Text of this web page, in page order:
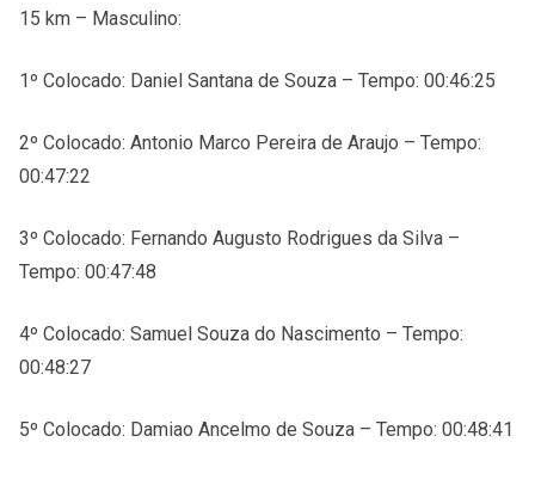
15 km – Masculino:
1º Colocado: Daniel Santana de Souza – Tempo: 00:46:25
2º Colocado: Antonio Marco Pereira de Araujo – Tempo:
00:47:22
3º Colocado: Fernando Augusto Rodrigues da Silva –
Tempo: 00:47:48
4º Colocado: Samuel Souza do Nascimento – Tempo:
00:48:27
5º Colocado: Damiao Ancelmo de Souza – Tempo: 00:48:41